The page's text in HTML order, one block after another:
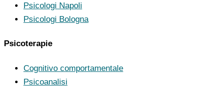
Psicologi Napoli
Psicologi Bologna
Psicoterapie
Cognitivo comportamentale
Psicoanalisi